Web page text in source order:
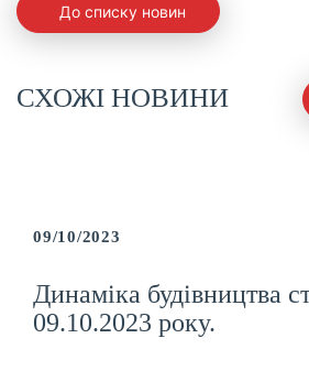
До списку новин
СХОЖІ НОВИНИ
09/10/2023
Динаміка будівництва
09.10.2023 року.